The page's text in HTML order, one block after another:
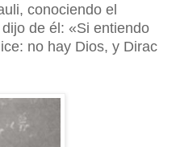
conociendo el
de él: «Si entiendo
no hay Dios, y Dirac